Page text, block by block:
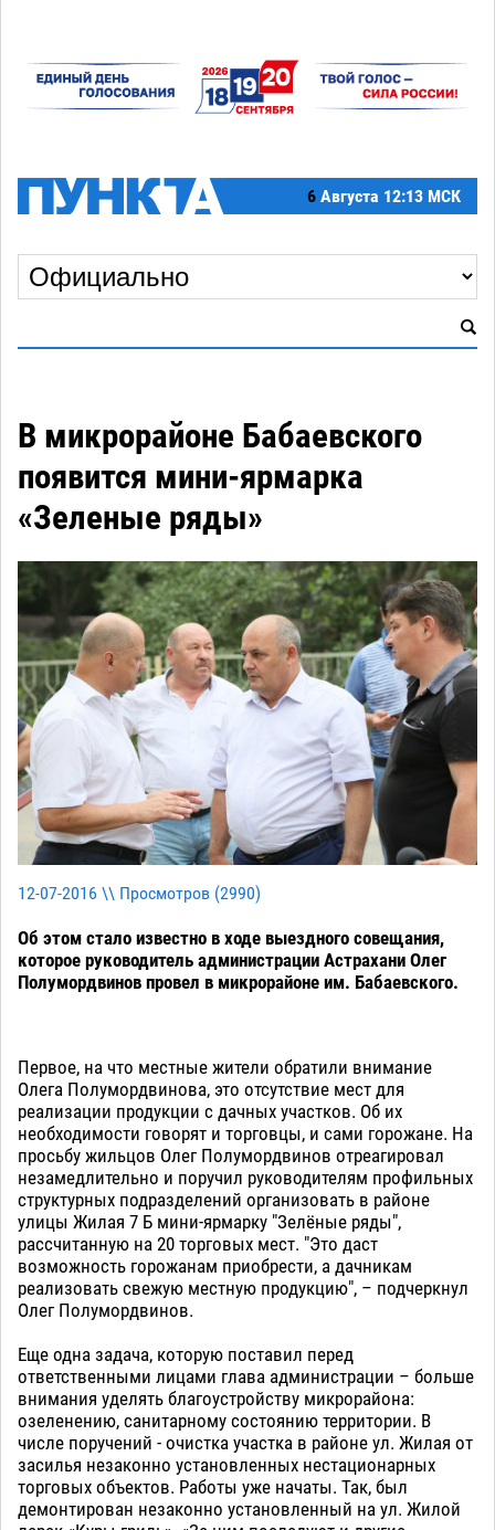
6 Августа 12:13 МСК
В микрорайоне Бабаевского
появится мини-ярмарка
«Зеленые ряды»
12-07-2016 \\ Просмотров (2990)
Об этом стало известно в ходе выездного совещания,
которое руководитель администрации Астрахани Олег
Полумордвинов провел в микрорайоне им. Бабаевского.
Первое, на что местные жители обратили внимание
Олега Полумордвинова, это отсутствие мест для
реализации продукции с дачных участков. Об их
необходимости говорят и торговцы, и сами горожане. На
просьбу жильцов Олег Полумордвинов отреагировал
незамедлительно и поручил руководителям профильных
структурных подразделений организовать в районе
улицы Жилая 7 Б мини-ярмарку "Зелёные ряды",
рассчитанную на 20 торговых мест. "Это даст
возможность горожанам приобрести, а дачникам
реализовать свежую местную продукцию", – подчеркнул
Олег Полумордвинов.
Еще одна задача, которую поставил перед
ответственными лицами глава администрации – больше
внимания уделять благоустройству микрорайона:
озеленению, санитарному состоянию территории. В
числе поручений - очистка участка в районе ул. Жилая от
засилья незаконно установленных нестационарных
торговых объектов. Работы уже начаты. Так, был
демонтирован незаконно установленный на ул. Жилой